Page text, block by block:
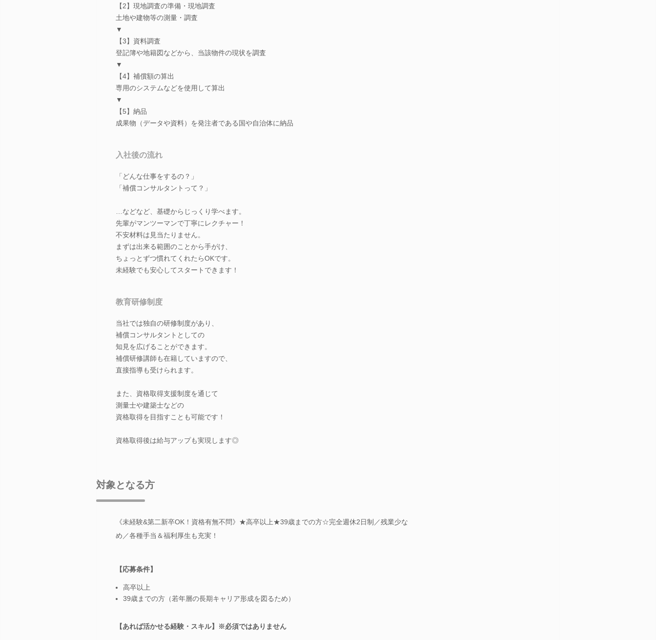
【2】現地調査の準備・現地調査
土地や建物等の測量・調査
▼
【3】資料調査
登記簿や地籍図などから、当該物件の現状を調査
▼
【4】補償額の算出
専用のシステムなどを使用して算出
▼
【5】納品
成果物（データや資料）を発注者である国や自治体に納品
入社後の流れ
「どんな仕事をするの？」
「補償コンサルタントって？」
…などなど、基礎からじっくり学べます。
先輩がマンツーマンで丁寧にレクチャー！
不安材料は見当たりません。
まずは出来る範囲のことから手がけ、
ちょっとずつ慣れてくれたらOKです。
未経験でも安心してスタートできます！
教育研修制度
当社では独自の研修制度があり、
補償コンサルタントとしての
知見を広げることができます。
補償研修講師も在籍していますので、
直接指導も受けられます。
また、資格取得支援制度を通じて
測量士や建築士などの
資格取得を目指すことも可能です！
資格取得後は給与アップも実現します◎
対象となる方
《未経験&第二新卒OK！資格有無不問》★高卒以上★39歳までの方☆完全週休2日制／残業少な
め／各種手当＆福利厚生も充実！
【応募条件】
高卒以上
39歳までの方（若年層の長期キャリア形成を図るため）
【あれば活かせる経験・スキル】※必須ではありません